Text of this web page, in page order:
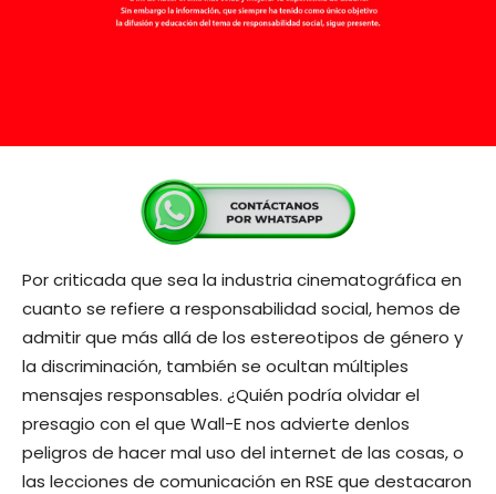
Por criticada que sea la industria cinematográfica en
cuanto se refiere a responsabilidad social, hemos de
admitir que más allá de los estereotipos de género y
la discriminación, también se ocultan múltiples
mensajes responsables. ¿Quién podría olvidar el
presagio con el que Wall-E nos advierte denlos
peligros de hacer mal uso del internet de las cosas, o
las lecciones de comunicación en RSE que destacaron